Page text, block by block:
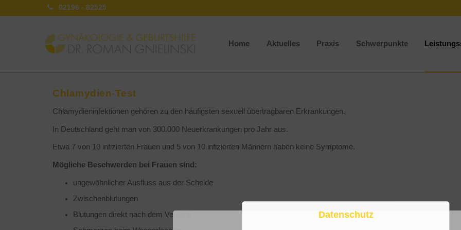
02196 - 82525
Home Aktuelles Praxis Schwerpunkte
Chlamydien-Test
Chlamydieninfektionen gehören zu den häufigsten sexuell übertragbaren Erkrankungen.
In Deutschland geht man von 300.000 Neuerkrankungen pro Jahr aus.
Etwa 7 von 10 infizierten Frauen und 5 von 10 infizierten Männern haben keine Symptome.
Mögliche Beschwerden bei Frauen sind:
ungewöhnlicher Ausfluss aus der Scheide
Zwischenblutungen
Blutungen direkt nach dem Verkehr
Datenschutz